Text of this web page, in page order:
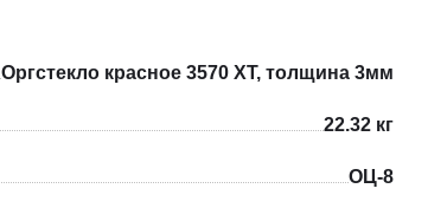
Оргстекло красное 3570 XT, толщина 3мм
22.32 кг
ОЦ-8